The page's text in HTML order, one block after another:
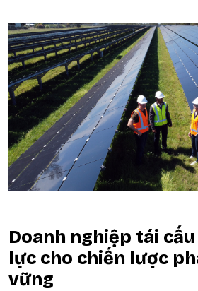
Doanh nghiệp tái
lực cho chiến lược
vững